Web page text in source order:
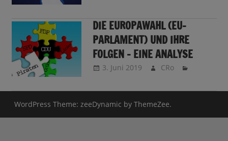
DIE EUROPAWAHL (EU-
PARLAMENT) UND IHRE
FOLGEN – EINE ANALYSE
3. Juni 2019 CRo
WordPress Theme: zeeDynamic by ThemeZee.